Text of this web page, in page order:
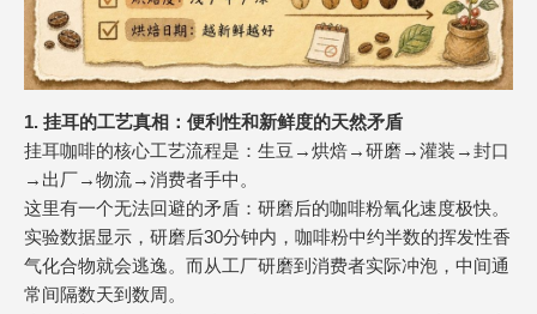
1. 挂耳的工艺真相：便利性和新鲜度的天然矛盾
挂耳咖啡的核心工艺流程是：生豆→烘焙→研磨→灌装→封口
→出厂→物流→消费者手中。
这里有一个无法回避的矛盾：研磨后的咖啡粉氧化速度极快。
实验数据显示，研磨后30分钟内，咖啡粉中约半数的挥发性香
气化合物就会逃逸。而从工厂研磨到消费者实际冲泡，中间通
常间隔数天到数周。